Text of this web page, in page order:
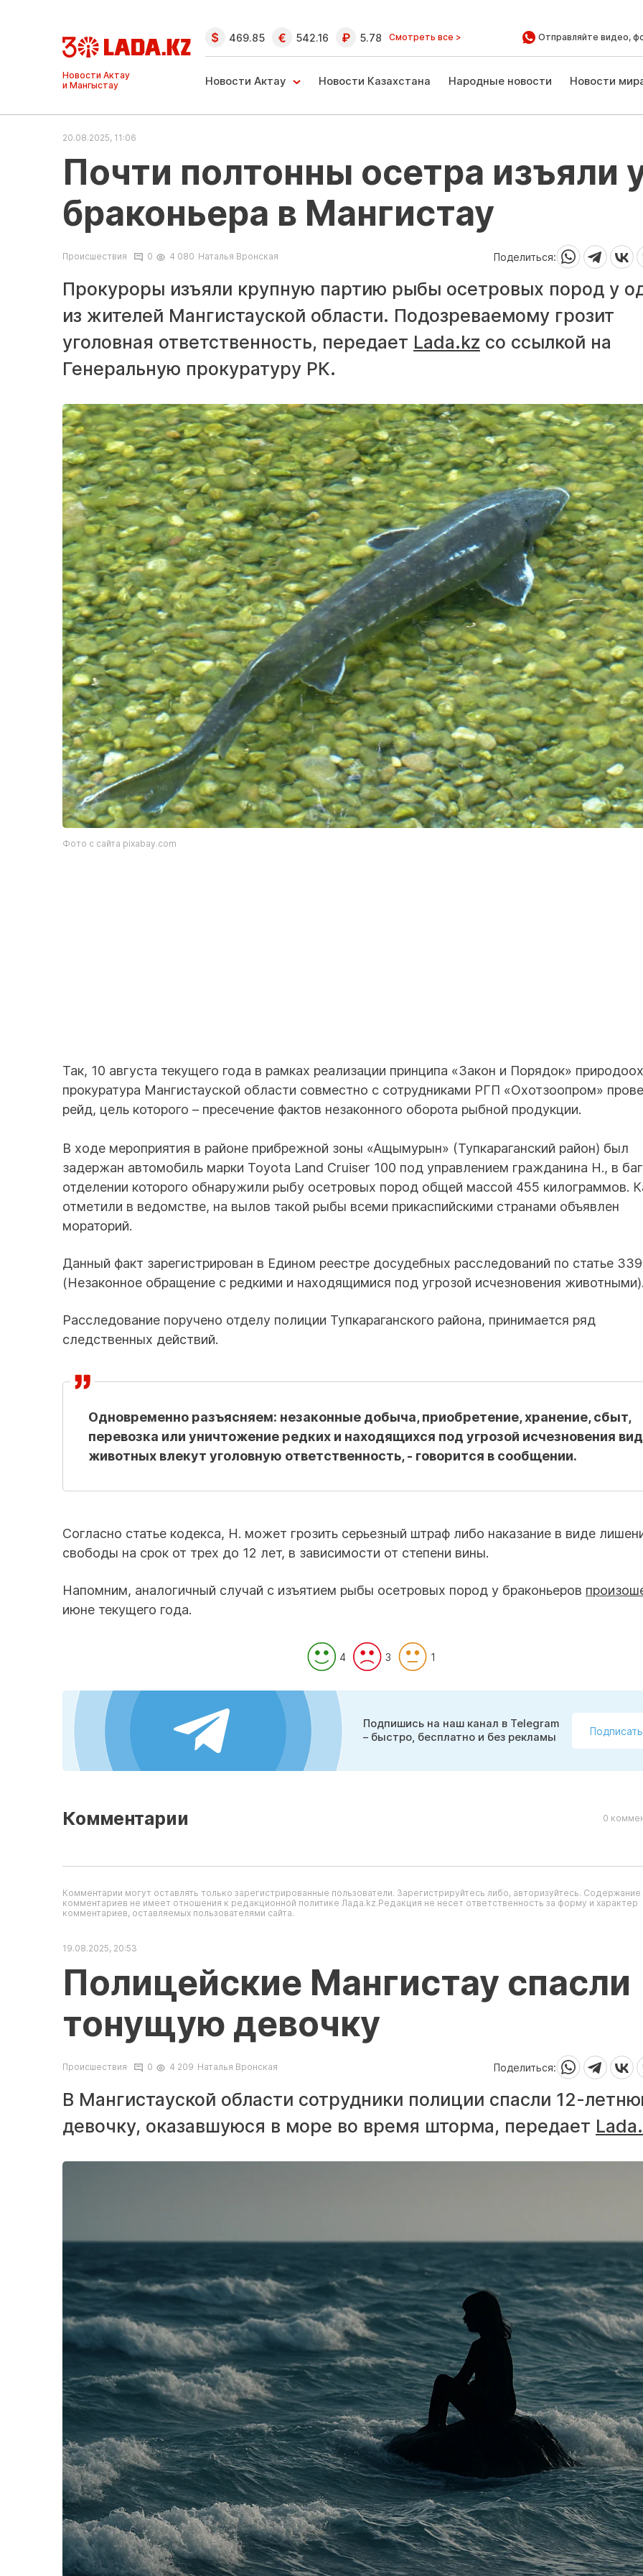
Ақтау және
Манғыстау
жаңалықтары
469.85 542.16 5.78 Смотреть все > Отправляйте видео,
Новости Актау Новости Казахстана Народные новости Новости
20.08.2025, 11:06
Почти полтонны осетра изъяли
браконьера в Мангистау
Происшествия 0 4 080 Наталья Вронская Поделиться:
Прокуроры изъяли крупную партию рыбы осетровых пород у
из жителей Мангистауской области. Подозреваемому грозит
уголовная ответственность, передает Lada.kz со ссылкой на
Генеральную прокуратуру РК.
Фото с сайта pixabay.com
Так, 10 августа текущего года в рамках реализации принципа «Закон и Порядок»
прокуратура Мангистауской области совместно с сотрудниками РГП «Охотзоопром»
рейд, цель которого – пресечение фактов незаконного оборота рыбной продукции.
В ходе мероприятия в районе прибрежной зоны «Ащымурын» (Тупкараганский район) был
задержан автомобиль марки Toyota Land Cruiser 100 под управлением гражданина Н., в
отделении которого обнаружили рыбу осетровых пород общей массой 455 килограммов.
отметили в ведомстве, на вылов такой рыбы всеми прикаспийскими странами объявлен
мораторий.
Данный факт зарегистрирован в Едином реестре досудебных расследований по статье
(Незаконное обращение с редкими и находящимися под угрозой исчезновения животными).
Расследование поручено отделу полиции Тупкараганского района, принимается ряд
следственных действий.
Одновременно разъясняем: незаконные добыча, приобретение, хранение, сбыт,
перевозка или уничтожение редких и находящихся под угрозой исчезновения
животных влекут уголовную ответственность, - говорится в сообщении.
Согласно статье кодекса, Н. может грозить серьезный штраф либо наказание в виде
свободы на срок от трех до 12 лет, в зависимости от степени вины.
Напомним, аналогичный случай с изъятием рыбы осетровых пород у браконьеров
июне текущего года.
4 3 1
Подпишись на наш канал в Telegram
– быстро, бесплатно и без рекламы
Комментарии 0
Комментарии могут оставлять только зарегистрированные пользователи. Зарегистрируйтесь либо, авторизуйтесь. Содержание
комментариев не имеет отношения к редакционной политике Лада.kz.Редакция не несет ответственность за форму и характер
комментариев, оставляемых пользователями сайта.
19.08.2025, 20:53
Полицейские Мангистау спасли
тонущую девочку
Происшествия 0 4 209 Наталья Вронская Поделиться:
В Мангистауской области сотрудники полиции спасли 12-
девочку, оказавшуюся в море во время шторма, передает